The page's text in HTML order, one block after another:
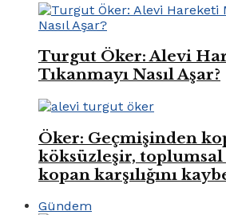
Turgut Öker: Alevi
Tıkanmayı Nasıl Aşar?
Öker: Geçmişinden
köksüzleşir,
kopan karşılığını
Gündem